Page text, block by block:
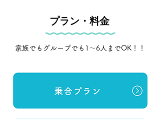
プラン・料金
家族でもグループでも1〜6人までOK！！